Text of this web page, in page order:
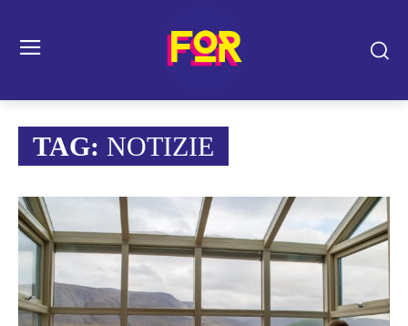
TAG: NOTIZIE